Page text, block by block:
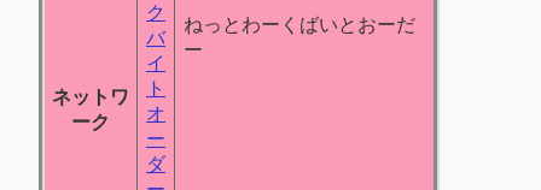
ネットワ
ーク
ク
バ
イ
ト
オ
ー
ダ
ねっとわーくばいとおーだ
ー